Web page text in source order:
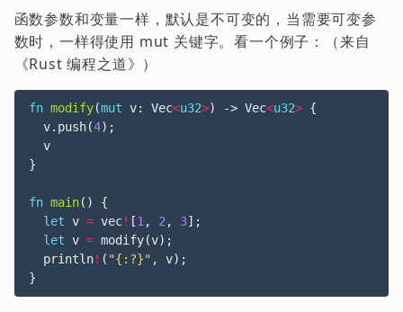
函数参数和变量一样，默认是不可变的，当需要可变参
数时，一样得使用 mut 关键字。看一个例子：（来自
《Rust 编程之道》）
fn modify(mut v: Vec<u32>) -> Vec<u32> {
v. push(4);
v
}
fn main()
{
let v = vec! [1 , 2 , 3];
let v = modify(v);
println! ( "{:?}" , v);
}